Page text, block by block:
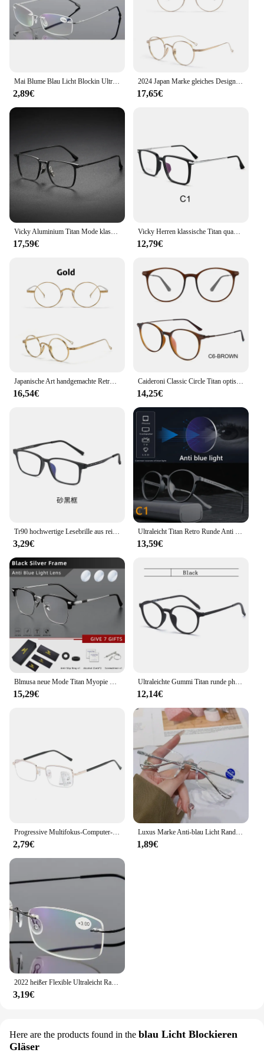
2,89€
2024 Japan Marke gleiches Design kmn113 Frauen Männer Rahmen Brillen aus reinem Titan
17,65€
17,59€
Vicky Herren klassische Titan quadratische Rahmen Anti-Blaulicht Lesebrille Männer Myopie Hyperopie anpassbare Rezept 5042x
12,79€
Japanische Art handgemachte Retro ovale runde Brille Rahmen Männer reine Titan Brillen Luxus blau licht beständige Linsen Rahmen
16,54€
Caideroni Classic Circle Titan optische Rahmen Anti-Blaulicht Lesebrille Frauen & Männer Myopie maßge schneiderte Rezept 008
14,25€
Tr90 hochwertige Lesebrille aus reinem Titan für Männer Anti-Blaulicht-Presbyopie-Brillen mit Dioptrien 1,0 bis 4,0
3,29€
Ultraleicht Titan Retro Runde Anti Blau Licht Photochrome Lesebrille Für Männer Computer Presbyopie Brillen Frauen
13,59€
Blmusa neue Mode Titan Myopie optischen Rahmen blaues Licht blockierende Lesebrille für Männer ultraleichte HD-Brille
15,29€
Ultraleichte Gummi Titan runde photo chrome Anti-Blaulicht-Lesebrille für Mann Frau Presbyopie Brille Diopter 0 bis 600
12,14€
Progressive Multifokus-Computer-Lesebrille Blaulicht blockiert Titan legierung Feder scharnier Multifokal-Lesegeräte Brillen
2,79€
Luxus Marke Anti-blau Licht Randlose Lesebrille Frauen Männer High Definition Weitsichtige Quadratische Brillen Dioptrien +1,0 Bis +4,0
1,89€
2022 heißer Flexible Ultraleicht Randlose Lesebrille Speicher Titan Magnetische Gläser Presbyopie Brillen Stärke + 1.0 ~ + 4,0
3,19€
Here are the products found in the blau Licht Blockieren
Gläser